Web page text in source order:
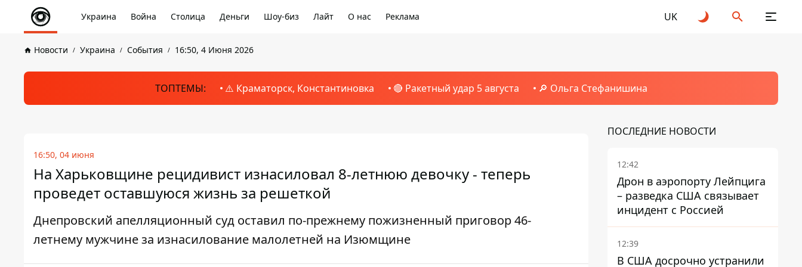
Украина Война Столица Деньги Шоу-биз Лайт О нас Реклама UK
Новости Украина События 16:50, 4 Июня 2026
ТОПТЕМЫ: ⚠️ Краматорск, Константиновка 🔴 Ракетный удар 5 августа 🔎 Ольга Стефанишина
16:50, 04 июня
На Харьковщине рецидивист изнасиловал 8-летнюю девочку - теперь
проведет оставшуюся жизнь за решеткой
Днепровский апелляционный суд оставил по-прежнему пожизненный приговор 46-
летнему мужчине за изнасилование малолетней на Изюмщине
ПОСЛЕДНИЕ НОВОСТИ
12:42
Дрон в аэропорту Лейпцига
– разведка США связывает
инцидент с Россией
12:39
В США досрочно устранили